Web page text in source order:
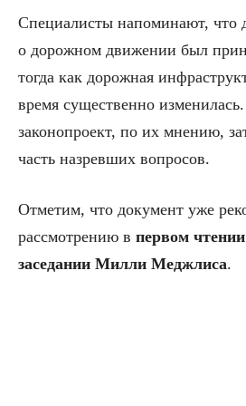
Специалисты напоминают, что
о дорожном движении был
тогда как дорожная
время существенно
законопроект, по их мнению,
часть назревших вопросов.
Отметим, что документ уже
рассмотрению в первом
заседании Милли Меджлиса.